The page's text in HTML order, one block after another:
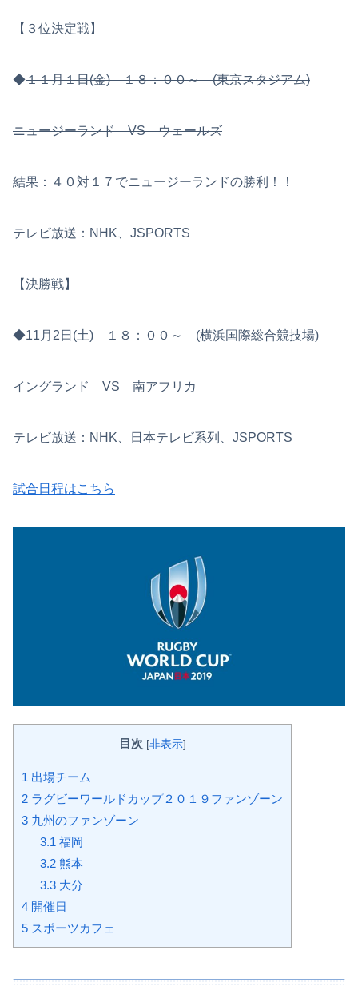
【３位決定戦】
◆１１月１日(金) １８：００～ (東京スタジアム)
ニュージーランド VS ウェールズ
結果：４０対１７でニュージーランドの勝利！！
テレビ放送：NHK、JSPORTS
【決勝戦】
◆11月2日(土) １８：００～ (横浜国際総合競技場)
イングランド VS 南アフリカ
テレビ放送：NHK、日本テレビ系列、JSPORTS
試合日程はこちら
目次 [非表示]
1 出場チーム
2 ラグビーワールドカップ２０１９ファンゾーン
3 九州のファンゾーン
3.1 福岡
3.2熊本
3.3大分
4 開催日
5 スポーツカフェ